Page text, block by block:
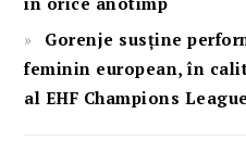
Gorenje susține
feminin european, în
al EHF Champions